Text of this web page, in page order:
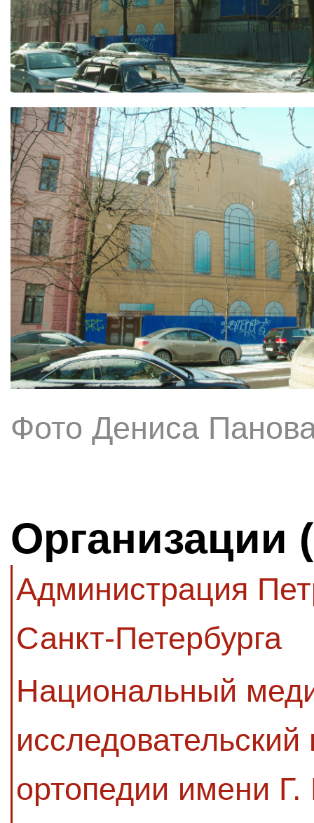
Фото Дениса
Организации
Администрация
Санкт-Петербурга
Национальный
ортопедии имени